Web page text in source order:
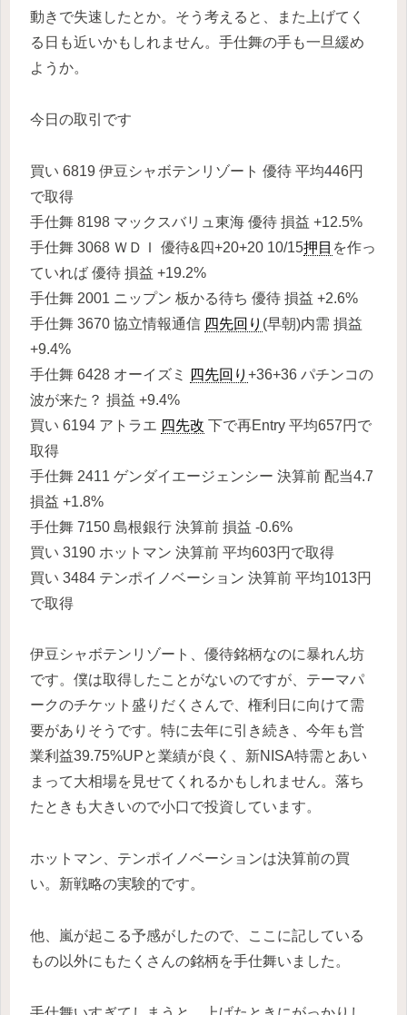
動きで失速したとか。そう考えると、また上げてく
る日も近いかもしれません。手仕舞の手も一旦緩め
ようか。
今日の取引です
買い 6819 伊豆シャボテンリゾート 優待 平均446円
で取得
手仕舞 8198 マックスバリュ東海 優待 損益 +12.5%
手仕舞 3068 ＷＤＩ 優待&四+20+20 10/15押目 を作っ
ていれば 優待 損益 +19.2%
手仕舞 2001 ニップン 板かる待ち 優待 損益 +2.6%
手仕舞 3670 協立情報通信 四先回り (早朝)内需 損益
+9.4%
手仕舞 6428 オーイズミ
四先回り +36+36 パチンコの
波が来た？ 損益 +9.4%
買い 6194 アトラエ 四先改 下で再Entry 平均657円で
取得
手仕舞 2411 ゲンダイエージェンシー 決算前 配当4.7
損益 +1.8%
手仕舞 7150 島根銀行 決算前 損益 -0.6%
買い 3190 ホットマン 決算前 平均603円で取得
買い 3484 テンポイノベーション 決算前 平均1013円
で取得
伊豆シャボテンリゾート、優待銘柄なのに暴れん坊
です。僕は取得したことがないのですが、テーマパ
ークのチケット盛りだくさんで、権利日に向けて需
要がありそうです。特に去年に引き続き、今年も営
業利益39.75%UPと業績が良く、新NISA特需とあい
まって大相場を見せてくれるかもしれません。落ち
たときも大きいので小口で投資しています。
ホットマン、テンポイノベーションは決算前の買
い。新戦略の実験的です。
他、嵐が起こる予感がしたので、ここに記している
もの以外にもたくさんの銘柄を手仕舞いました。